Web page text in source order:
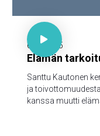
30 minuuttia

6.10.2025
Elämän
Santtu Kautonen
ja
kanssa muutti